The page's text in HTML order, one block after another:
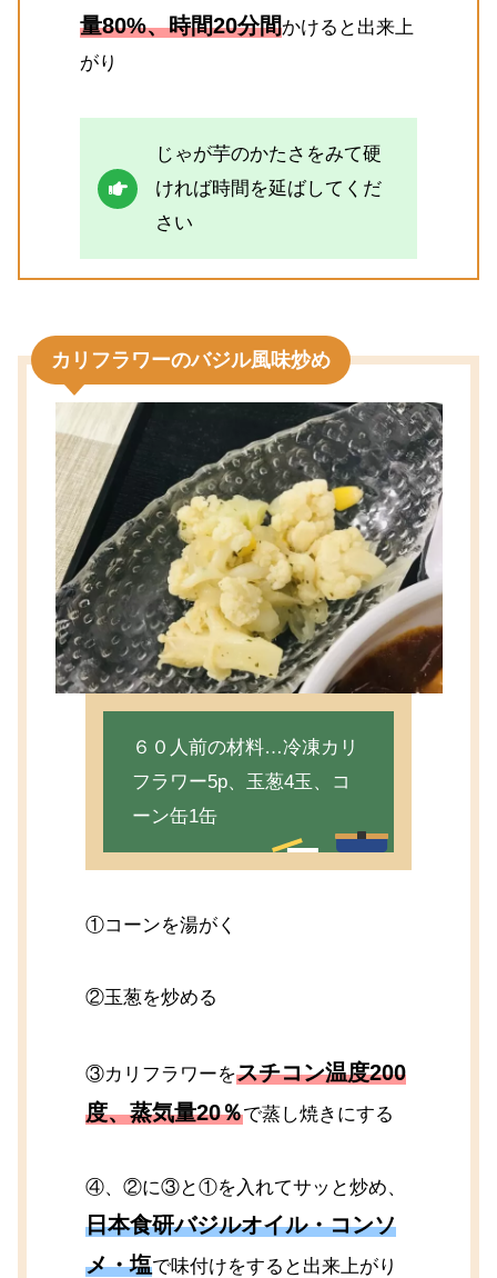
量80%、時間20分間かけると出来上
がり
じゃが芋のかたさをみて硬
ければ時間を延ばしてくだ
さい
カリフラワーのバジル風味炒め
６０人前の材料…冷凍カリ
フラワー5p、玉葱4玉、コ
ーン缶1缶
①コーンを湯がく
②玉葱を炒める
③カリフラワーをスチコン温度200
度、蒸気量20％で蒸し焼きにする
④、②に③と①を入れてサッと炒め、
日本食研バジルオイル・コンソ
メ・塩で味付けをすると出来上がり